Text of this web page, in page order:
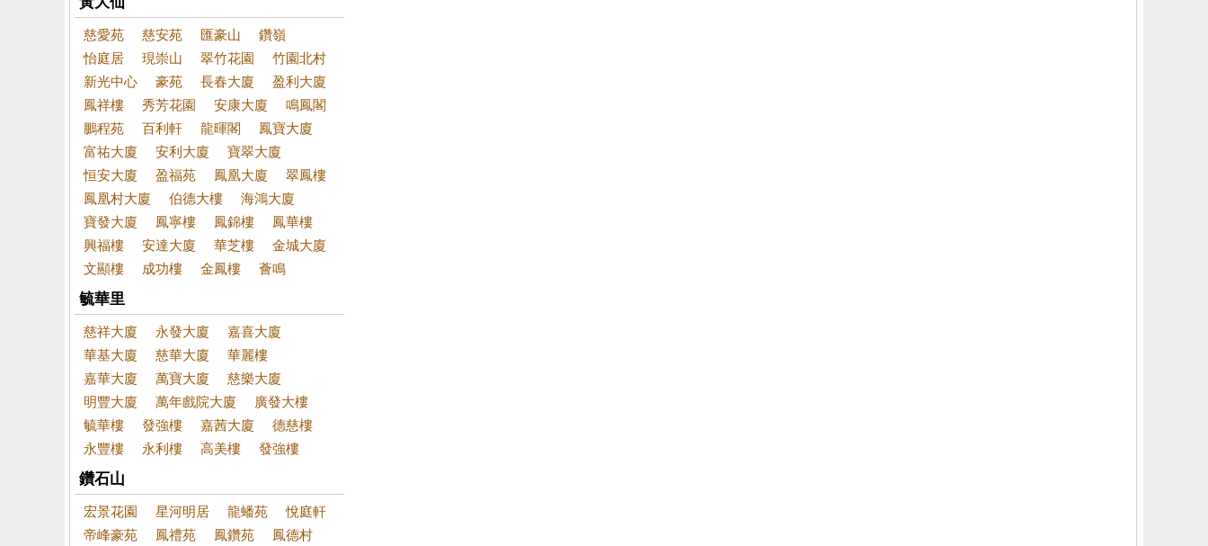
慈愛苑 慈安苑 匯豪山
鑽嶺
怡庭居
現崇山 翠竹花園
竹園北村
新光中心
豪苑 長春大廈
盈利大廈
鳳祥樓
秀芳花園 安康大廈
鳴鳳閣
鵬程苑
百利軒 龍暉閣
鳳寶大廈
富祐大廈
安利大廈
寶翠大廈
恒安大廈
盈福苑 鳳凰大廈
翠鳳樓
鳳凰村大廈
伯德大樓
海鴻大廈
寶發大廈
鳳寧樓 鳳錦樓
鳳華樓
興福樓
安達大廈 華芝樓
金城大廈
文顯樓
成功樓 金鳳樓 薈鳴
毓華里
慈祥大廈 永發大廈
嘉喜大廈
華基大廈
慈華大廈
華麗樓
嘉華大廈
萬寶大廈
慈樂大廈
明豐大廈
萬年戲院大廈
廣發大樓
毓華樓
發強樓 嘉茜大廈
德慈樓
永豐樓
永利樓 高美樓 發強樓
鑽石山
宏景花園 星河明居 龍蟠苑
悅庭軒
帝峰豪苑
鳳禮苑 鳳鑽苑
鳳德村